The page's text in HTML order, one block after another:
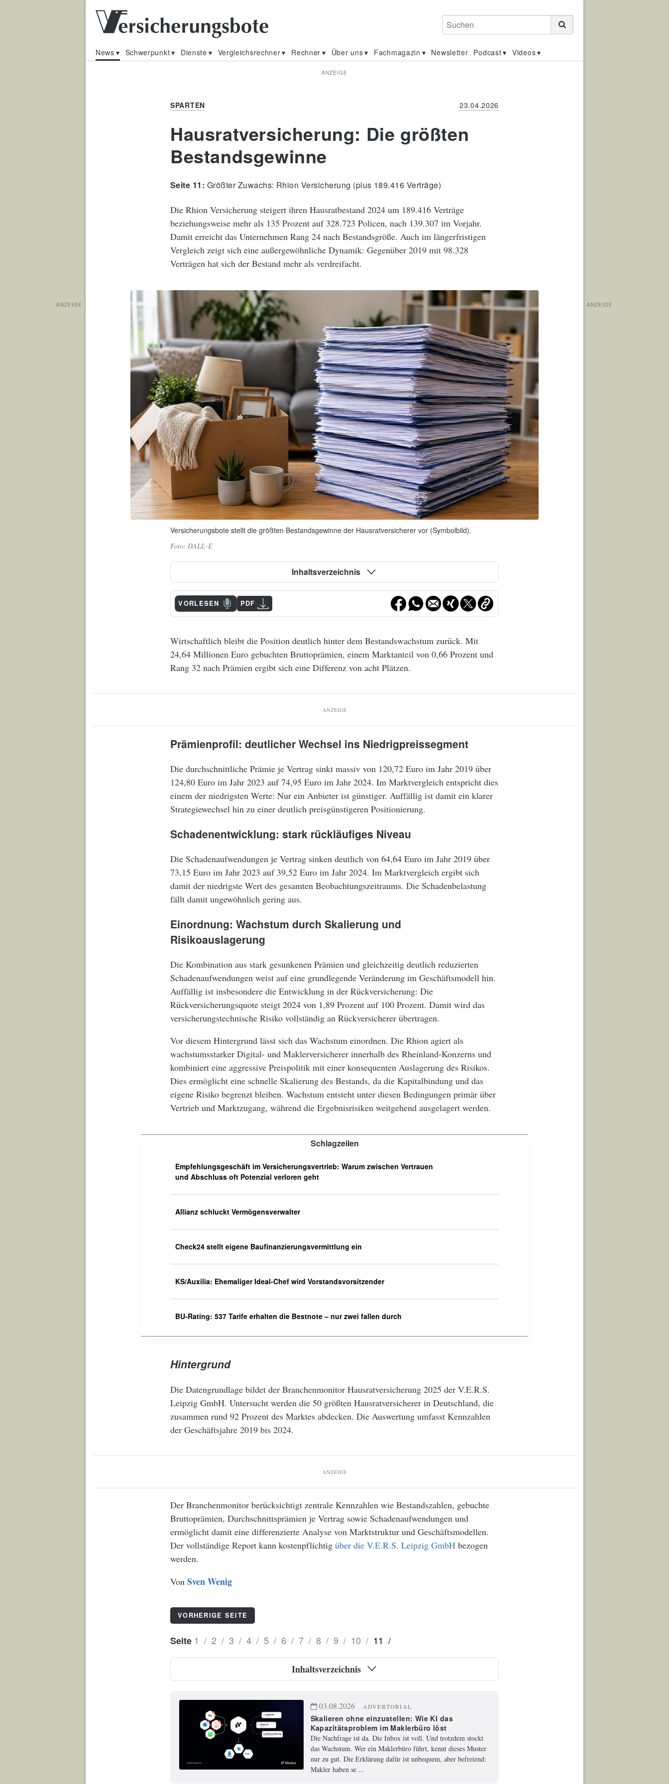
Suchen
News Schwerpunkt Dienste Vergleichsrechner Rechner Über uns Fachmagazin Newsletter Podcast Videos
ANZEIGE
SPARTEN 23.04.2026
Hausratversicherung: Die größten
Bestandsgewinne
Größter Zuwachs: Rhion Versicherung (plus 189.416 Verträge)
Die Rhion Versicherung steigert ihren Hausratbestand 2024 um 189.416 Verträge
beziehungsweise mehr als 135 Prozent auf 328.723 Policen, nach 139.307 im Vorjahr.
Damit erreicht das Unternehmen Rang 24 nach Bestandsgröße. Auch im längerfristigen
Vergleich zeigt sich eine außergewöhnliche Dynamik: Gegenüber 2019 mit 98.328
Verträgen hat sich der Bestand mehr als verdreifacht.
Versicherungsbote stellt die größten Bestandsgewinne der Hausratversicherer vor (Symbolbild).
DALL-E
Inhaltsverzeichnis
VORLESEN PDF
Wirtschaftlich bleibt die Position deutlich hinter dem Bestandswachstum zurück. Mit
24,64 Millionen Euro gebuchten Bruttoprämien, einem Marktanteil von 0,66 Prozent und
Rang 32 nach Prämien ergibt sich eine Differenz von acht Plätzen.
ANZEIGE
Prämienprofil: deutlicher Wechsel ins Niedrigpreissegment
Die durchschnittliche Prämie je Vertrag sinkt massiv von 120,72 Euro im Jahr 2019 über
124,80 Euro im Jahr 2023 auf 74,95 Euro im Jahr 2024. Im Marktvergleich entspricht dies
einem der niedrigsten Werte: Nur ein Anbieter ist günstiger. Auffällig ist damit ein klarer
Strategiewechsel hin zu einer deutlich preisgünstigeren Positionierung.
Schadenentwicklung: stark rückläufiges Niveau
Die Schadenaufwendungen je Vertrag sinken deutlich von 64,64 Euro im Jahr 2019 über
73,15 Euro im Jahr 2023 auf 39,52 Euro im Jahr 2024. Im Marktvergleich ergibt sich
damit der niedrigste Wert des gesamten Beobachtungszeitraums. Die Schadenbelastung
fällt damit ungewöhnlich gering aus.
Einordnung: Wachstum durch Skalierung und
Risikoauslagerung
Die Kombination aus stark gesunkenen Prämien und gleichzeitig deutlich reduzierten
Schadenaufwendungen weist auf eine grundlegende Veränderung im Geschäftsmodell hin.
Auffällig ist insbesondere die Entwicklung in der Rückversicherung: Die
Rückversicherungsquote steigt 2024 von 1,89 Prozent auf 100 Prozent. Damit wird das
versicherungstechnische Risiko vollständig an Rückversicherer übertragen.
Vor diesem Hintergrund lässt sich das Wachstum einordnen. Die Rhion agiert als
wachstumsstarker Digital- und Maklerversicherer innerhalb des Rheinland-Konzerns und
kombiniert eine aggressive Preispolitik mit einer konsequenten Auslagerung des Risikos.
Dies ermöglicht eine schnelle Skalierung des Bestands, da die Kapitalbindung und das
eigene Risiko begrenzt bleiben. Wachstum entsteht unter diesen Bedingungen primär über
Vertrieb und Marktzugang, während die Ergebnisrisiken weitgehend ausgelagert werden.
Schlagzeilen
Empfehlungsgeschäft im Versicherungsvertrieb: Warum zwischen Vertrauen
und Abschluss oft Potenzial verloren geht
Allianz schluckt Vermögensverwalter
Check24 stellt eigene Baufinanzierungsvermittlung ein
KS/Auxilia: Ehemaliger Ideal-Chef wird Vorstandsvorsitzender
BU-Rating: 537 Tarife erhalten die Bestnote – nur zwei fallen durch
Hintergrund
Die Datengrundlage bildet der Branchenmonitor Hausratversicherung 2025 der V.E.R.S.
Leipzig GmbH. Untersucht werden die 50 größten Hausratversicherer in Deutschland, die
zusammen rund 92 Prozent des Marktes abdecken. Die Auswertung umfasst Kennzahlen
der Geschäftsjahre 2019 bis 2024.
ANZEIGE
Der Branchenmonitor berücksichtigt zentrale Kennzahlen wie Bestandszahlen, gebuchte
Bruttoprämien, Durchschnittsprämien je Vertrag sowie Schadenaufwendungen und
ermöglicht damit eine differenzierte Analyse von Marktstruktur und Geschäftsmodellen.
Der vollständige Report kann kostenpflichtig über die V.E.R.S. Leipzig GmbH bezogen
werden.
Von Sven Wenig
VORHERIGE SEITE
Seite 1 / 2 / 3 / 4 / 5 / 6 / 7 / 8 / 9 / 10 / 11 /
Inhaltsverzeichnis
03.08.2026 ADVERTORIAL
Skalieren ohne einzustellen: Wie KI das
Kapazitätsproblem im Maklerbüro löst
Die Nachfrage ist da. Die Inbox ist voll. Und trotzdem stockt
das Wachstum. Wer ein Maklerbüro führt, kennt dieses Muster
nur zu gut. Die Erklärung dafür ist unbequem, aber befreiend:
Makler haben se ...
ANZEIGE ANZEIGE